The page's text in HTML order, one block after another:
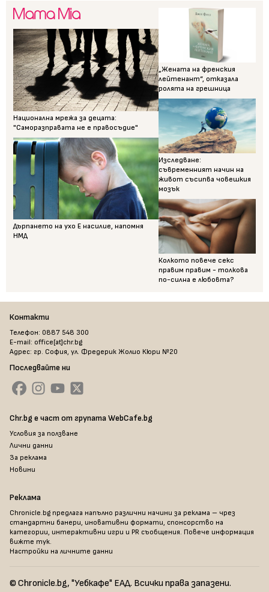
Национална мрежа за децата:
"Саморазправата не е правосъдие"
Дърпането на ухо Е насилие, напомня
НМД
„Жената на френския
лейтенант“, отказала
ролята на грешница
Изследване:
съвременният начин на
живот съсипва човешкия
мозък
Колкото повече секс
правим правим - толкова
по-силна е любовта?
Контакти
Телефон: 0887 548 300
E-mail: office[at]chr.bg
Адрес: гр. София, ул. Фредерик Жолио Кюри №20
Последвайте ни
Chr.bg е част от групата WebCafe.bg
Условия за ползване
Лични данни
За реклама
Новини
Реклама
Chronicle.bg предлага напълно различни начини за реклама – чрез
стандартни банери, иновативни формати, спонсорство на
категории, интерактивни игри и PR съобщения. Повече информация
вижте тук.
Настройки на личните данни
© Chronicle.bg, "Уебкафе" ЕАД. Всички права запазени.